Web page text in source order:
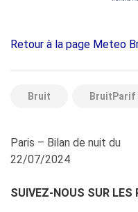
Retour à la page Meteo
Bruit BruitParif
Navigation
de
Paris – Bilan de nuit du
22/07/2024
SUIVEZ-NOUS SUR LES